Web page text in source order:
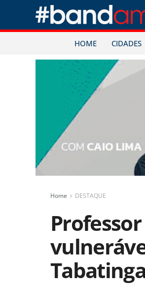
HOME CIDADES
Home DESTAQUE